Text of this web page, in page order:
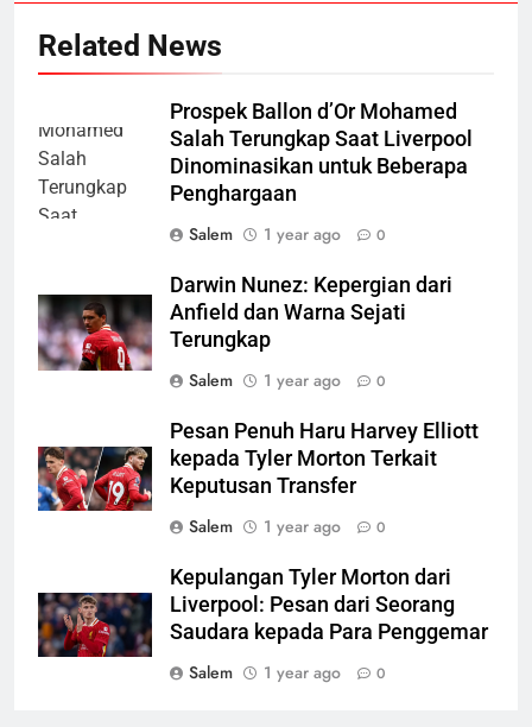
Related News
Prospek Ballon d’Or Mohamed
Salah Terungkap Saat Liverpool
Dinominasikan untuk Beberapa
Penghargaan
Salem
1 year ago 0
Darwin Nunez: Kepergian dari
Anfield dan Warna Sejati
Terungkap
Salem
1 year ago 0
Pesan Penuh Haru Harvey Elliott
kepada Tyler Morton Terkait
Keputusan Transfer
Salem
1 year ago 0
Kepulangan Tyler Morton dari
Liverpool: Pesan dari Seorang
Saudara kepada Para Penggemar
Salem
1 year ago 0